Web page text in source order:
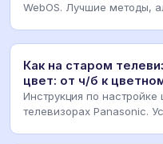
WebOS. Лучшие методы,
Как на старом
цвет: от ч/б к
Инструкция по
телевизорах Panasonic.